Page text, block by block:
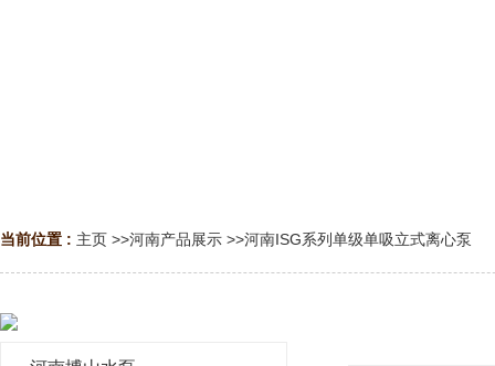
当前位置 : 主页 >>河南产品展示 >>河南ISG系列单级单吸立式离心泵